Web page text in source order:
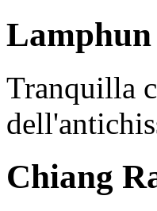
Lamphun
Tranquilla
Chiang